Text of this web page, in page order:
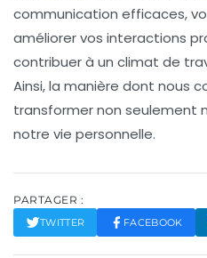
communication efficaces,
améliorer vos interactions
contribuer à un climat de
Ainsi, la manière dont nous
transformer non seulement
notre vie personnelle.
PARTAGER :
TWITTER FACEBOOK